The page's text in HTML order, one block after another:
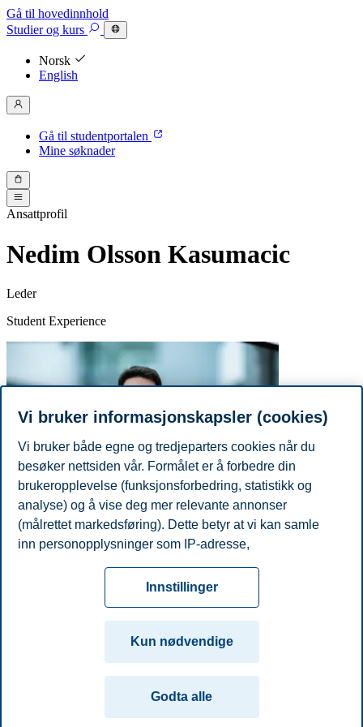
Gå til hovedinnhold
Studierog kurs
Norsk
English
Gå til studentportalen
Mine søknader
Ansattprofil
Nedim Olsson Kasumacic
Leder
Student Experience
E-post nedim.o.kasumacic@bi.no
Tilgjengelighetserklæring
Kontakt oss
TrondheimStavanger
© 2026 Handelshøyskolen BI
Vi bruker informasjonskapsler (cookies)
Vi bruker både egne og tredjeparters cookies når du
besøker nettsiden vår. Formålet er å forbedre din
brukeropplevelse (funksjonsforbedring, statistikk og
analyse) og å vise deg mer relevante annonser
(målrettet markedsføring). Dette betyr at vi kan samle
inn personopplysninger som IP-adresse,
cookies som er nødvendige for at nettsiden skal
fungere, kan du enten godta alle eller tilpasse ditt
samtykke ved å endre innstillinger.
Les mer om våre informasjonskapsler, hvilke
opplysninger vi samler inn og formålene i innstillinger
for informasjonskapsler. Du kan når som helst endre
eller trekke tilbake ditt samtykke i innstillingene ved å
Innstillinger
Kun nødvendige
Godta alle